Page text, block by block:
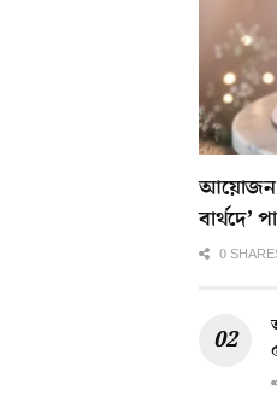
আয়োজন
বাৰ্থদে’
0